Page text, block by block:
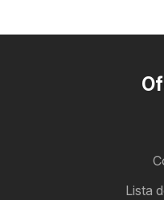
Lista